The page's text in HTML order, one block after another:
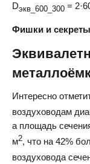
Dэкв_600_300 =
Фишки и секреты
Интересно
воздуховодам
а площадь
м2, что на 42%
воздуховода